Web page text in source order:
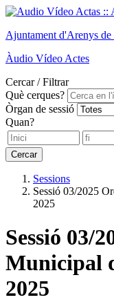
Ajuntament d'Arenys
Àudio Vídeo Actes
Cercar / Filtrar
Què cerques?
Òrgan de sessió
Quan?
Cercar
Sessions
Sessió 03/2025
2025
Sessió 03/
Municipal
2025